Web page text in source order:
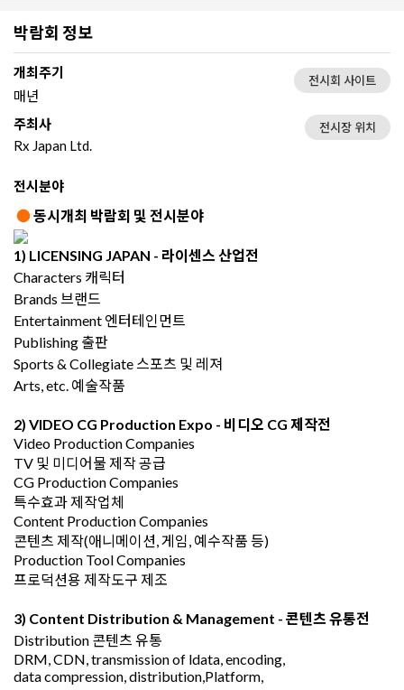
박람회 정보
개최주기
매년
전시회 사이트
주최사
Rx Japan Ltd.
전시장 위치
전시분야
●동시개최 박람회 및 전시분야
1) LICENSING JAPAN - 라이센스 산업전
Characters 캐릭터
Brands 브랜드
Entertainment 엔터테인먼트
Publishing 출판
Sports & Collegiate 스포츠 및 레져
Arts, etc. 예술작품
2) VIDEO CG Production Expo - 비디오 CG 제작전
Video Production Companies
TV 및 미디어물 제작 공급
CG Production Companies
특수효과 제작업체
Content Production Companies
콘텐츠 제작(애니메이션, 게임, 예수작품 등)
Production Tool Companies
프로덕션용 제작도구 제조
3) Content Distribution & Management - 콘텐츠 유통전
Distribution 콘텐츠 유통
DRM, CDN, transmission of ldata, encoding,
data compression, distribution,Platform,